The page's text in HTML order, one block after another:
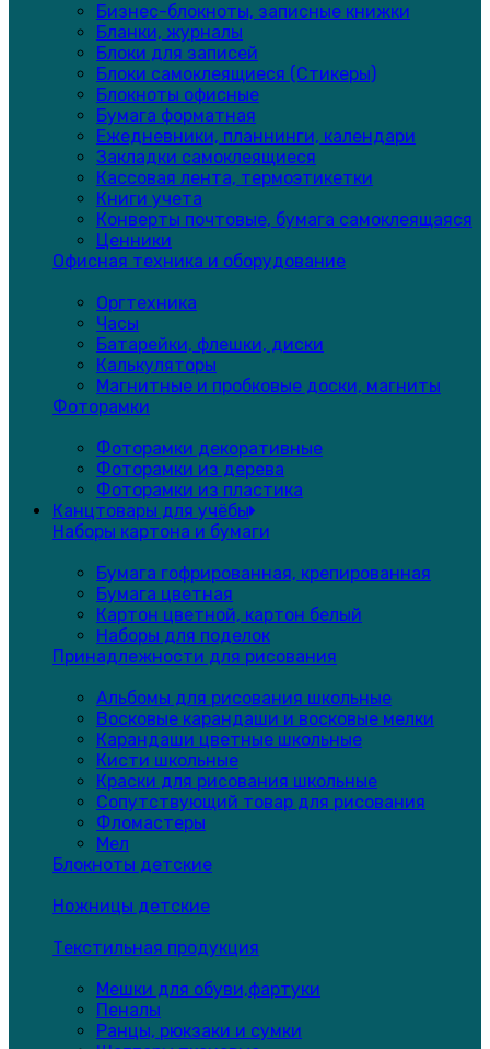
Бизнес-блокноты, записные книжки
Бланки, журналы
Блоки для записей
Блоки самоклеящиеся (Стикеры)
Блокноты офисные
Бумага форматная
Ежедневники, планнинги, календари
Закладки самоклеящиеся
Кассовая лента, термоэтикетки
Книги учета
Конверты почтовые, бумага самоклеящаяся
Ценники
Офисная техника и оборудование
Оргтехника
Часы
Батарейки, флешки, диски
Калькуляторы
Магнитные и пробковые доски, магниты
Фоторамки
Фоторамки декоративные
Фоторамки из дерева
Фоторамки из пластика
Канцтовары для учёбы
Наборы картона и бумаги
Бумага гофрированная, крепированная
Бумага цветная
Картон цветной, картон белый
Наборы для поделок
Принадлежности для рисования
Альбомы для рисования школьные
Восковые карандаши и восковые мелки
Карандаши цветные школьные
Кисти школьные
Краски для рисования школьные
Сопутствующий товар для рисования
Фломастеры
Мел
Блокноты детские
Ножницы детские
Текстильная продукция
Мешки для обуви,фартуки
Пеналы
Ранцы, рюкзаки и сумки